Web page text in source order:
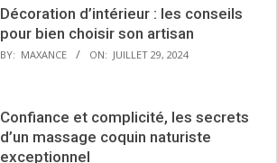
Décoration d’intérieur : les conseils
pour bien choisir son artisan
BY: MAXANCE ON: JUILLET 29, 2024
Confiance et complicité, les secrets
d’un massage coquin naturiste
exceptionnel